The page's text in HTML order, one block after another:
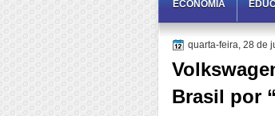
ECONOMIA
quarta-feira, 28 de
Brasil por